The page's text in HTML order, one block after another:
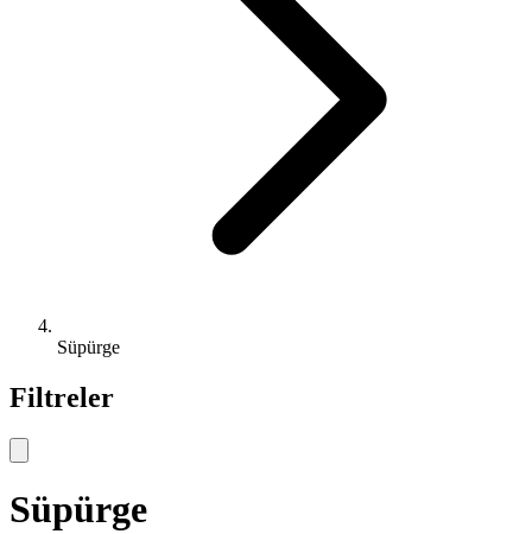
Süpürge
Filtreler
Süpürge